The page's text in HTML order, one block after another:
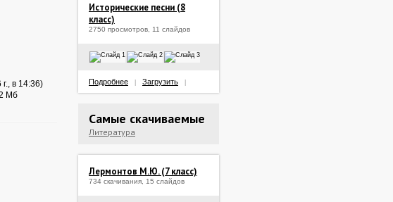
в 14:36)
Мб
Исторические песни (8
класс)
2750 просмотров, 11 слайдов
Подробнее Загрузить
Самые скачиваемые
Литература
Лермонтов М.Ю. (7 класс)
734 скачивания, 15 слайдов